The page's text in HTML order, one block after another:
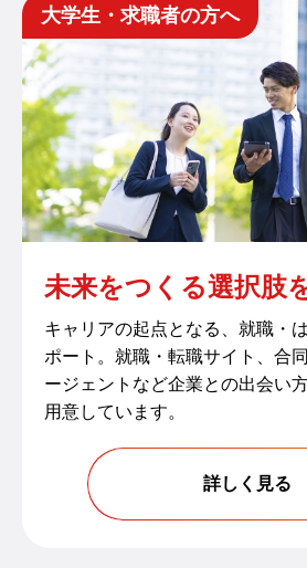
大学生・求職者の方へ
未来をつくる選択肢
キャリアの起点となる、就職・
ポート。就職・転職サイト、合
ージェントなど企業との出会い
用意しています。​
詳しく見る